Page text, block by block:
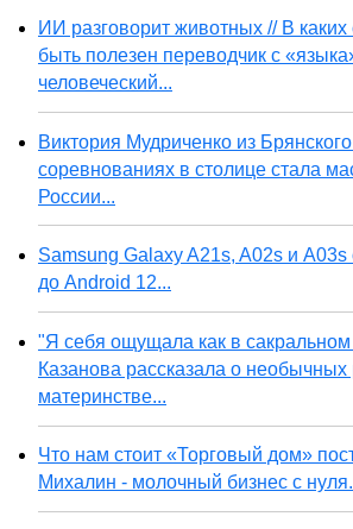
ИИ разговорит животных // В
быть полезен переводчик с
человеческий...
Виктория Мудриченко из
соревнованиях в столице стала
России...
Samsung Galaxy A21s, A02s и
до Android 12...
"Я себя ощущала как в
Казанова рассказала о необычных
материнстве...
Что нам стоит «Торговый дом»
Михалин - молочный бизнес с